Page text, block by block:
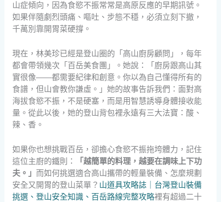
山症傾向，因為食慾不振常常是高原反應的早期訊號。
如果伴隨劇烈頭痛、嘔吐、步態不穩，必須立刻下撤，
千萬別靠開胃菜硬撐。
現在，林美珍已經是登山圈的「高山廚房顧問」，每年
都會帶領幾次「百岳美食團」。她說：「廚房跟高山其
實很像——都需要紀律和創意。你以為自己懂得所有的
食譜，但山會教你謙虛。」她的故事告訴我們：面對高
海拔食慾不振，不是硬塞，而是用智慧誘導身體接收能
量。從此以後，她的登山背包裡永遠有三大法寶：酸、
辣、香。
如果你也想挑戰百岳，卻擔心食慾不振拖垮體力，記住
這位主廚的鐵則：
「越簡單的料理，越要在調味上下功
夫。」 而如何挑選適合高山攜帶的輕量裝備、怎麼規劃
安全又開胃的登山菜單？ 山道具攻略誌｜台灣登山裝備
挑選、登山安全知識、百岳路線完整攻略裡有超過二十